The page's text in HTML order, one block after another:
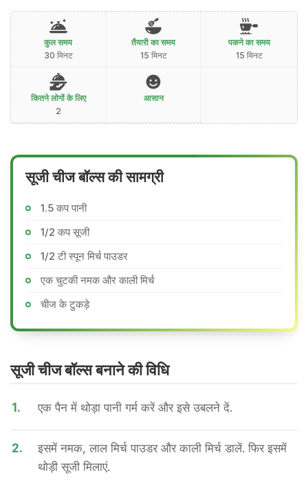
कुल समय
30 मिनट
तैयारी का समय
15 मिनट
पकने का समय
15 मिनट
कितने लोगों के लिए
2
आसान
सूजी चीज बॉल्स की सामग्री
1.5 कप पानी
1/2 कप सूजी
1/2 टी स्पून मिर्च पाउडर
एक चुटकी नमक और काली मिर्च
चीज के टुकड़े
सूजी चीज बॉल्स बनाने की वि​धि
1. एक पैन में थोड़ा पानी गर्म करें और इसे उबलने दें.
2.
इसमें नमक, लाल मिर्च पाउडर और काली मिर्च डालें. फिर इसमें
थोड़ी सूजी मिलाएं.